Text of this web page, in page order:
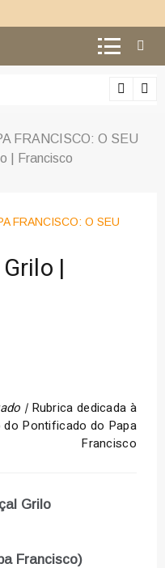
o equívoco do conflito
FRANCISCO: O SEU
| Francisco
FRANCISCO: O SEU
|
| Rubrica dedicada à
Pontificado do Papa
Francisco
Grilo
Francisco)